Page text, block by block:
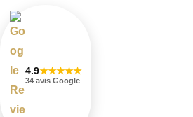
4.9★★★★★
34 avis Google